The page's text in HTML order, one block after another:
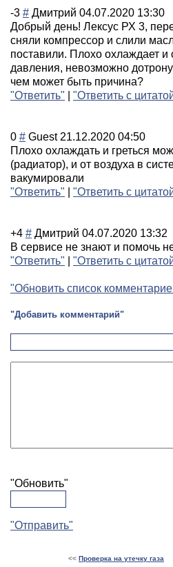
-3 # Дмитрий 04.07.2020 13:30
Добрый день! Лексус РХ 3,
сняли компрессор и слили
поставили. Плохо охлаждает и
давления, невозможно
чем может быть причина?
"Ответить"
"Ответить с
0 # Guest 21.12.2020 04:50
Плохо охлаждать и греться
(радиатор), и от воздуха в
вакумировали
"Ответить"
"Ответить с
+4 # Дмитрий 04.07.2020 13:32
В сервисе не знают и помочь
"Ответить"
"Ответить с
"Обновить список
"Добавить комментарий"
"Обновить"
"Отправить"
<< Проверка на утечку газа